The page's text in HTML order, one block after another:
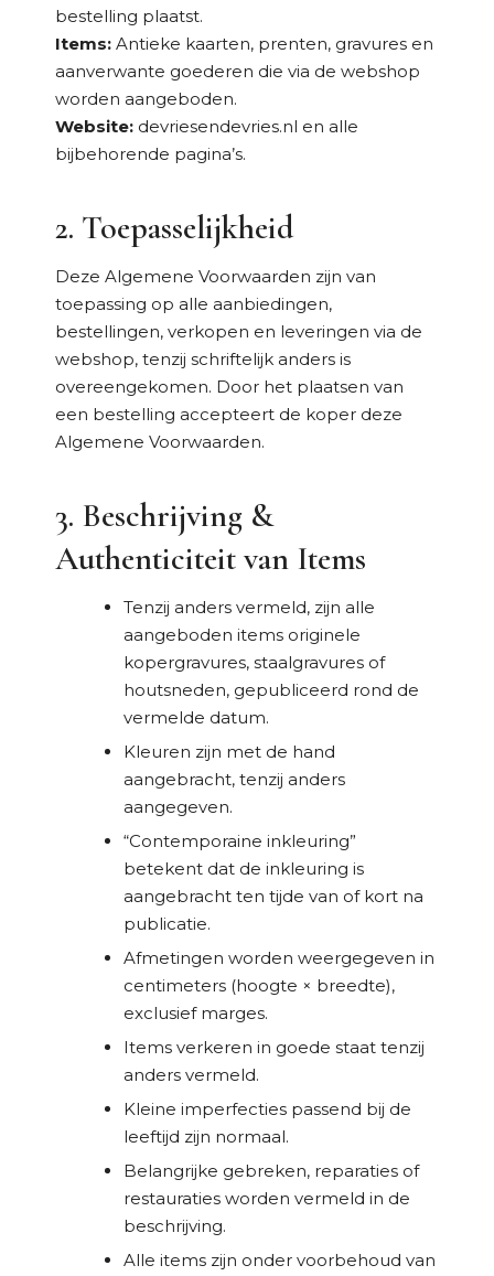
bestelling plaatst.
Items: Antieke kaarten, prenten, gravures en
aanverwante goederen die via de webshop
worden aangeboden.
Website: devriesendevries.nl en alle
bijbehorende pagina’s.
2. Toepasselijkheid
Deze Algemene Voorwaarden zijn van
toepassing op alle aanbiedingen,
bestellingen, verkopen en leveringen via de
webshop, tenzij schriftelijk anders is
overeengekomen. Door het plaatsen van
een bestelling accepteert de koper deze
Algemene Voorwaarden.
3. Beschrijving &
Authenticiteit van Items
Tenzij anders vermeld, zijn alle
aangeboden items originele
kopergravures, staalgravures of
houtsneden, gepubliceerd rond de
vermelde datum.
Kleuren zijn met de hand
aangebracht, tenzij anders
aangegeven.
“Contemporaine inkleuring”
betekent dat de inkleuring is
aangebracht ten tijde van of kort na
publicatie.
Afmetingen worden weergegeven in
centimeters (hoogte × breedte),
exclusief marges.
Items verkeren in goede staat tenzij
anders vermeld.
Kleine imperfecties passend bij de
leeftijd zijn normaal.
Belangrijke gebreken, reparaties of
restauraties worden vermeld in de
beschrijving.
Alle items zijn onder voorbehoud van